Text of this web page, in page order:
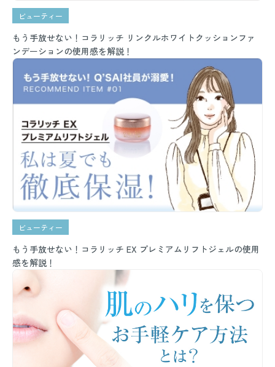
ビューティー
もう手放せない！コラリッチ リンクルホワイトクッションファ
ンデーションの使用感を解説！
ビューティー
もう手放せない！コラリッチ EX プレミアムリフトジェルの使用
感を解説！